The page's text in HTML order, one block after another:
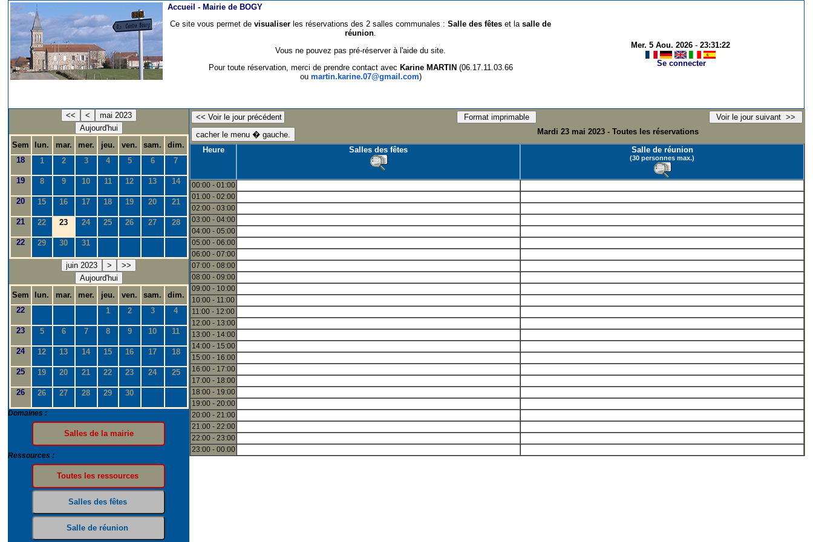
Accueil - Mairie de BOGY
Ce site vous permet devisualiser les réservations des 2 salles communales :Salle des fêtes et lasalle de
réunion.
Vous ne pouvez pas pré-réserver à l'aide du site.
Pour toute réservation, merci de prendre contact avec Karine MARTIN (06.17.11.03.66
ou martin.karine.07@gmail.com)
Mer. 5 Aou. 2026- 23:31:22
Se connecter
<< <
mai 2023
Aujourd'hui
Sem
lun. mar. mer. jeu. ven. sam.
dim.
18
1 2 3 4 5 6 7
19 8 9 10 11 12 13 14
20 15 16 17 18 19 20 21
21 22 23 24 25 26 27 28
22 29 30 31
juin 2023 >
>>
Aujourd'hui
Sem
lun. mar. mer. jeu. ven. sam.
dim.
22
1 2 3 4
23 5 6 7 8 9 10 11
24 12 13 14 15 16 17 18
25 19 20 21 22 23 24 25
26 26 27 28 29 30
Domaines :
Ressources :
Mardi 23 mai 2023 - Toutes les réservations
Heure
Salles des fêtes Salle de réunion
(30 personnes max.)
00:00 - 01:00
01:00 - 02:00
02:00 - 03:00
03:00 - 04:00
04:00 - 05:00
05:00 - 06:00
06:00 - 07:00
07:00 - 08:00
08:00 - 09:00
09:00 - 10:00
10:00 - 11:00
11:00 - 12:00
12:00 - 13:00
13:00 - 14:00
14:00 - 15:00
15:00 - 16:00
16:00 - 17:00
17:00 - 18:00
18:00 - 19:00
19:00 - 20:00
20:00 - 21:00
21:00 - 22:00
22:00 - 23:00
23:00 - 00:00